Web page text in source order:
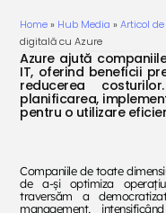
Home» Hub Media »Articol
digitală cu Azure
Azure ajută
IT, oferind beneficii
reducerea
planificarea,
pentru o utilizare
Companiile de toate
de a-și optimiza
traversăm a
management,